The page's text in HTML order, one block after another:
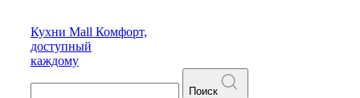
Кухни Mall Комфорт,
доступный
каждому
Поиск